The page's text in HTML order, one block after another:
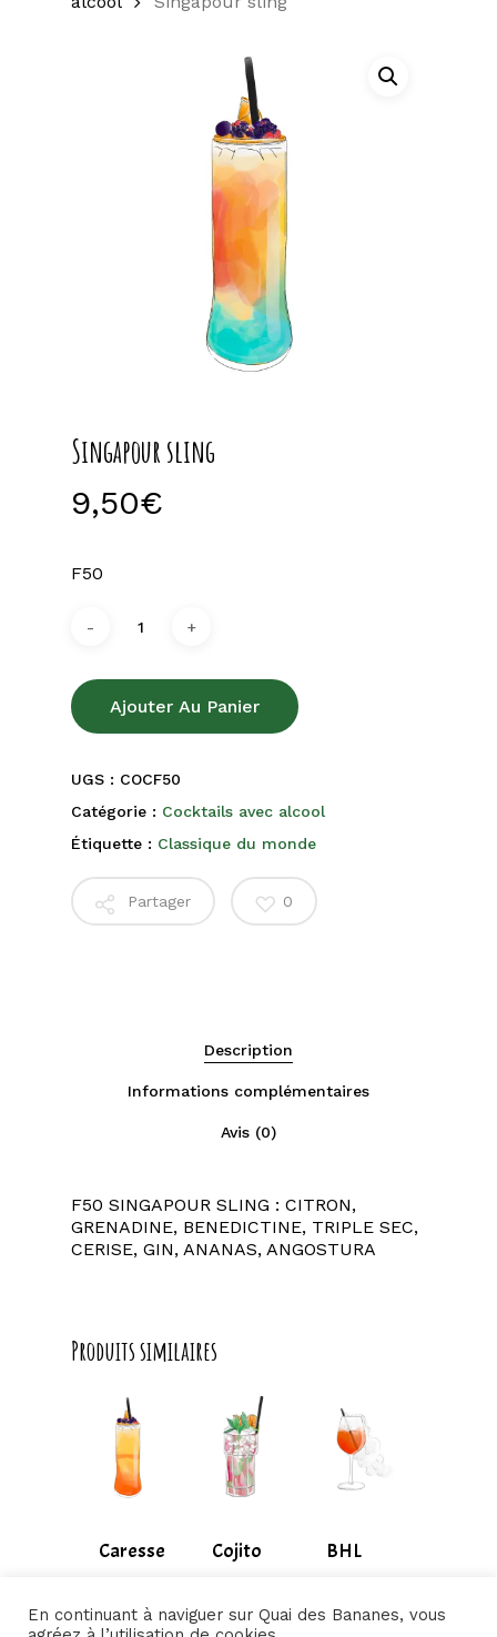
Singapour sling
9,50€
F50
Ajouter Au Panier
UGS : COCF50
Catégorie : Cocktails avec alcool
Étiquette : Classique du monde
Partager 0
Description
Informations complémentaires
Avis (0)
F50 SINGAPOUR SLING : CITRON,
GRENADINE, BENEDICTINE, TRIPLE SEC,
CERISE, GIN, ANANAS, ANGOSTURA
Produits similaires
Caresse
220,00€
Cojito
220,00€
BHL
–
280,00€
En continuant à naviguer sur Quai des Bananes, vous